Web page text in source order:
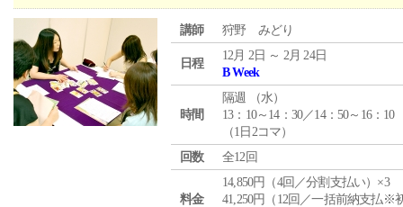
講師 狩野 みどり
日程
12月 2日 ～ 2月 24日
B Week
時間
隔週 （水）
13：10～14：30／14：50～16：10
（1日2コマ）
回数
全12回
料金
14,850円（4回／分割支払い）×3
41,250円（12回／一括前納支払※